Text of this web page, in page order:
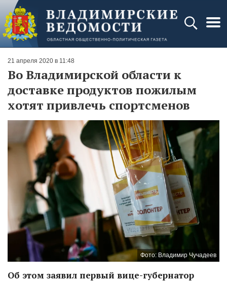
21 апреля 2020 в 11:48
Во Владимирской области к
доставке продуктов пожилым
хотят привлечь спортсменов
Фото: Владимир Чучадеев
Об этом заявил первый вице-губернатор